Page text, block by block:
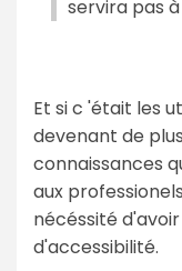
servira pas
Et si c 'était les
devenant de
connaissances
aux
nécéssité
d'accessibilité.